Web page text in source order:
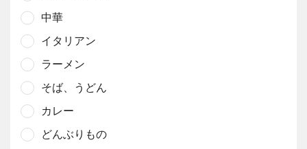
中華
イタリアン
ラーメン
そば、うどん
カレー
どんぶりもの